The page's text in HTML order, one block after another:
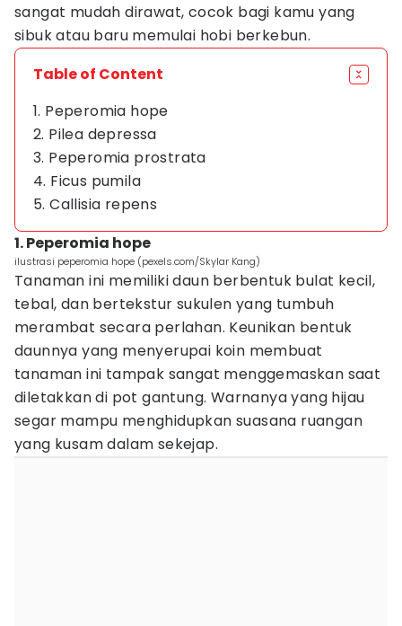
sangat mudah dirawat, cocok bagi kamu yang
sibuk atau baru memulai hobi berkebun.
Table of Content
1. Peperomia hope
2. Pilea depressa
3. Peperomia prostrata
4. Ficus pumila
5. Callisia repens
1. Peperomia hope
ilustrasi peperomia hope (pexels.com/Skylar Kang)
Tanaman ini memiliki daun berbentuk bulat kecil,
tebal, dan bertekstur sukulen yang tumbuh
merambat secara perlahan. Keunikan bentuk
daunnya yang menyerupai koin membuat
tanaman ini tampak sangat menggemaskan saat
diletakkan di pot gantung. Warnanya yang hijau
segar mampu menghidupkan suasana ruangan
yang kusam dalam sekejap.